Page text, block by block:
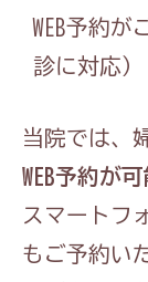
WEB予約
診に対応）
当院では、
WEB予約が
スマートフ
もご予約い